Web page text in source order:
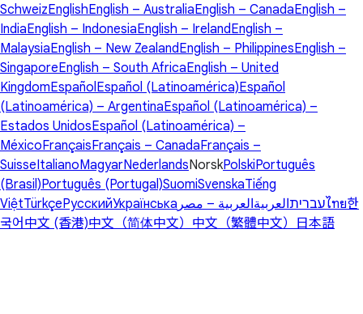
SchweizEnglishEnglish – AustraliaEnglish – CanadaEnglish –
IndiaEnglish – IndonesiaEnglish – IrelandEnglish –
MalaysiaEnglish – New ZealandEnglish – PhilippinesEnglish –
SingaporeEnglish – South AfricaEnglish – United
KingdomEspañolEspañol (Latinoamérica)Español
(Latinoamérica) – ArgentinaEspañol (Latinoamérica) –
Estados UnidosEspañol (Latinoamérica) –
MéxicoFrançaisFrançais – CanadaFrançais –
SuisseItalianoMagyarNederlandsNorskPolskiPortuguês
(Brasil)Português (Portugal)SuomiSvenskaTiếng
ViệtTürkçeРусскийУкраїнська עבריתالعربيةالعربية – مصر ไทย한
국어 中文 (香港)中文（简体中文） 中文（繁體中文） 日本語